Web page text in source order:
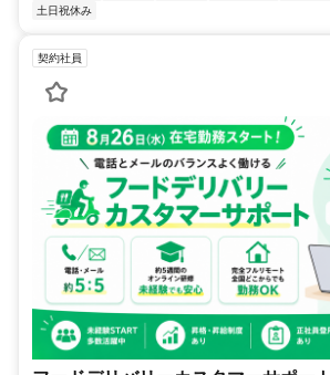
土日祝休み
契約社員